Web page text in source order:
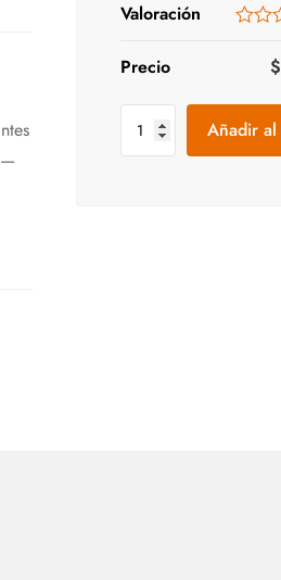
—
Valoración
Precio $
Añadir